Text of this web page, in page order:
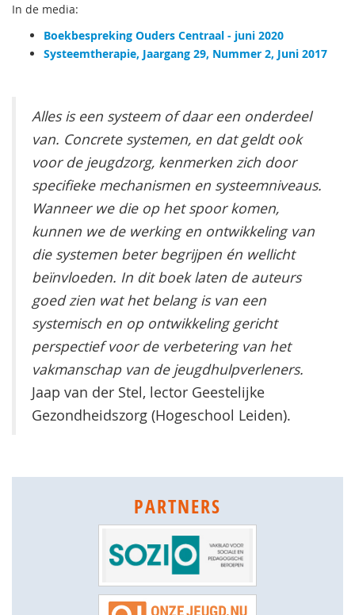
In de media:
Boekbespreking Ouders Centraal - juni 2020
Systeemtherapie, Jaargang 29, Nummer 2, Juni 2017
Alles is een systeem of daar een onderdeel
van. Concrete systemen, en dat geldt ook
voor de jeugdzorg, kenmerken zich door
specifieke mechanismen en systeemniveaus.
Wanneer we die op het spoor komen,
kunnen we de werking en ontwikkeling van
die systemen beter begrijpen én wellicht
beïnvloeden. In dit boek laten de auteurs
goed zien wat het belang is van een
systemisch en op ontwikkeling gericht
perspectief voor de verbetering van het
vakmanschap van de jeugdhulpverleners.
Jaap van der Stel, lector Geestelijke
Gezondheidszorg (Hogeschool Leiden).
PARTNERS